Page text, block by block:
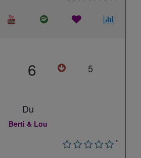
6 5
Du
Berti & Lou
*